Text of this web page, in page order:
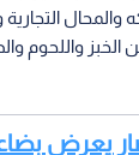
والمحال
واللحوم
يعرض